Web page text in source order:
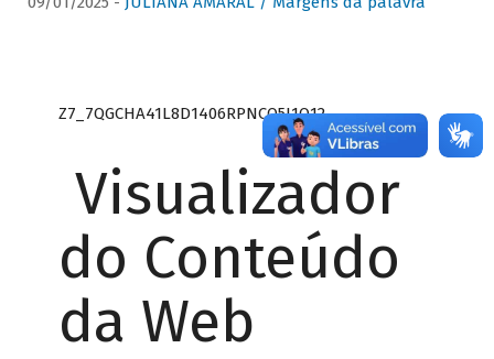
Z7_7QGCHA41L8D1406RPNCQ5J1O12
Visualizador
do Conteúdo
da Web